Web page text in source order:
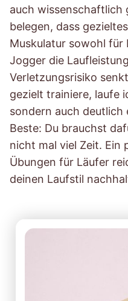
auch wissenschaftlich
belegen, dass
Muskulatur sowohl für
Jogger die
Verletzungsrisiko
gezielt trainiere, laufe
sondern auch deutlich
Beste: Du brauchst
nicht mal viel Zeit. Ein
Übungen für Läufer
deinen Laufstil